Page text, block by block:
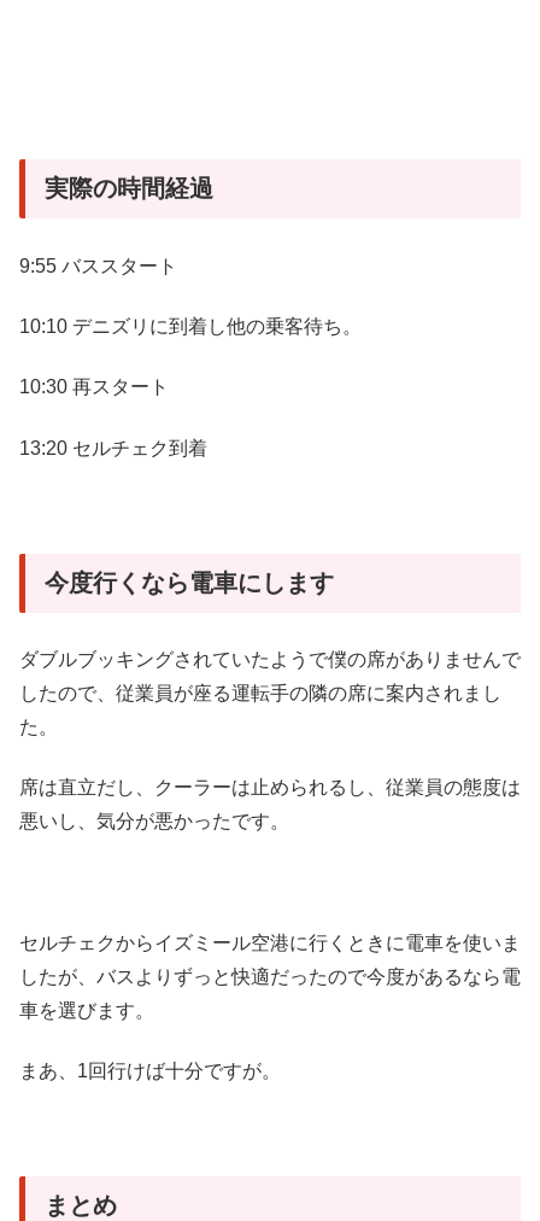
実際の時間経過
9:55 バススタート
10:10 デニズリに到着し他の乗客待ち。
10:30 再スタート
13:20 セルチェク到着
今度行くなら電車にします
ダブルブッキングされていたようで僕の席がありませんで
したので、従業員が座る運転手の隣の席に案内されまし
た。
席は直立だし、クーラーは止められるし、従業員の態度は
悪いし、気分が悪かったです。
セルチェクからイズミール空港に行くときに電車を使いま
したが、バスよりずっと快適だったので今度があるなら電
車を選びます。
まあ、1回行けば十分ですが。
まとめ